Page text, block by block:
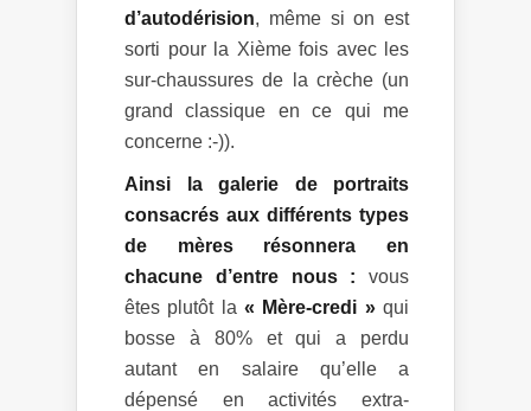
d’autodérision, même si on est
sorti pour la Xième fois avec les
sur-chaussures de la crèche (un
grand classique en ce qui me
concerne :-)).
Ainsi la galerie de portraits
consacrés aux différents types
de mères résonnera en
chacune d’entre nous : vous
êtes plutôt la « Mère-credi »qui
bosse à 80% et qui a perdu
autant en salaire qu’elle a
dépensé en activités extra-